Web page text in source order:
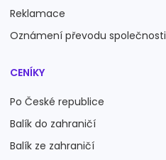
Reklamace
Oznámení převodu společnosti
CENÍKY
Po České republice
Balík do zahraničí
Balík ze zahraničí